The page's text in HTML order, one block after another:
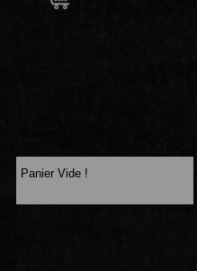
Panier Vide !